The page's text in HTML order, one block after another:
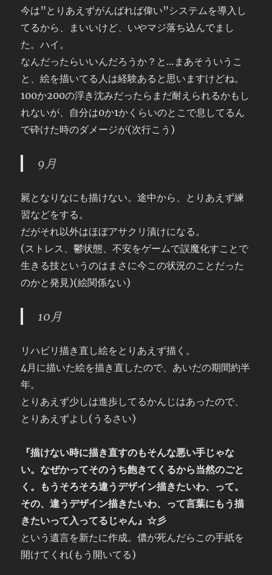
今は”とりあえずがんばれば偉い”システムを導入し
てるから、まいいけど、いやマジ落ち込んでまし
た。ハイ。
なんだったらいいんだろうか？と…まあそういうこ
と、絵を描いてる人は経験あると思いますけどね。
100か200の浮き沈みだったらまだ耐えられるかもし
れないが、自分は0か1かくらいのとこで息してるん
で砕けた時のダメージが(次行こう)
9月
屍となりなにも描けない。途中から、とりあえず練
習などをする。
だがそれ以外はほぼアサクリ漬けになる。
(ストレス、鬱状態、不安をゲームで誤魔化すことで
生きる技というのはまさに今この状況のことだった
のかと発見)(絵関係ない)
10月
リハビリ描き直し絵をとりあえず描く。
4月に描いた絵を描き直したので、あいだの期間約半
年。
とりあえず少しは進歩してるかんじはあったので、
とりあえずよし(うるさい)
『描けない時に描き直すのもそんな悪い手じゃな
い。なぜかってそのうち飽きてくるから当然のごと
く。もうそろそろ違うデザイン描きたいわ、って。
その、違うデザイン描きたいわ、って言葉にもう描
きたいって入ってるじゃん』☆彡
という遺言を新たに作成。儂が死んだらこの手紙を
開けてくれ(もう開いてる)